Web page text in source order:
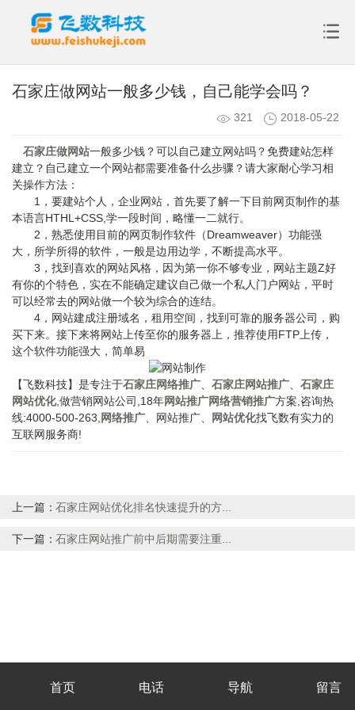
石家庄做网站一般多少钱，自己能学会吗？
321 2018-05-22
石家庄做网站一般多少钱？可以自己建立网站吗？免费建站怎样
建立？自己建立一个网站都需要准备什么步骤？请大家耐心学习相
关操作方法：
1，要建站个人，企业网站，首先要了解一下目前网页制作的基
本语言HTHL+CSS,学一段时间，略懂一二就行。
2，熟悉使用目前的网页制作软件（Dreamweaver）功能强
大，所学所得的软件，一般是边用边学，不断提高水平。
3，找到喜欢的网站风格，因为第一你不够专业，网站主题Z好
有你的个特色，实在不能确定建议自己做一个私人门户网站，平时
可以经常去的网站做一个较为综合的连结。
4，网站建成注册域名，租用空间，找到可靠的服务器公司，购
买下来。接下来将网站上传至你的服务器上，推荐使用FTP上传，
这个软件功能强大，简单易
【飞数科技】是专注于石家庄网络推广 石家庄网站推广
石家庄
网站优化,做营销网站公司,18年网站推广网络营销推广方案,咨询热
线:4000-500-263, 网络推广 、网站推广、 网站优化找飞数有实力的
互联网服务商!
上一篇：石家庄网站优化排名快速提升的方...
下一篇：石家庄网站推广前中后期需要注重...
首页 电话 导航 留言